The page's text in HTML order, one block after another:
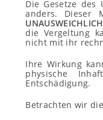
Die Gesetze des
anders. Dieser
UNAUSWEICHLICH
die Vergeltung
nicht mit ihr
Ihre Wirkung
physische
Entschädigung.
Betrachten wir